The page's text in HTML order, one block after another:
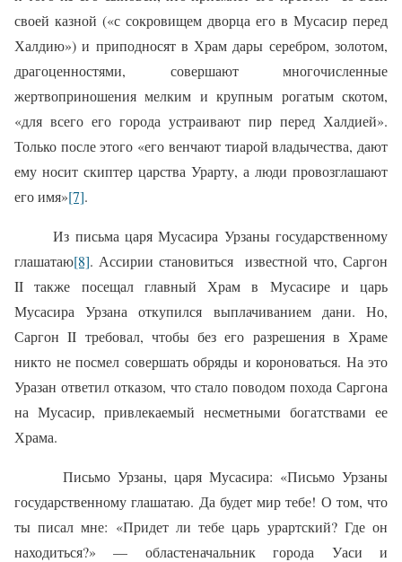
своей казной («с сокровищем дворца его в Мусасир перед
Халдию») и приподносят в Храм дары серебром, золотом,
драгоценностями, совершают многочисленные
жертвоприношения мелким и крупным рогатым скотом,
«для всего его города устраивают пир перед Халдией».
Только после этого «его венчают тиарой владычества, дают
ему носит скиптер царства Урарту, а люди провозглашают
его имя»[7].
Из письма царя Мусасира Урзаны государственному
глашатаю[8]. Ассирии становиться
известной что, Саргон
II также посещал главный Храм в Мусасире и царь
Мусасира Урзана откупился выплачиванием дани. Но,
Саргон II требовал, чтобы без его разрешения в Храме
никто не посмел совершать обряды и короноваться. На это
Уразан ответил отказом, что стало поводом похода Саргона
на Мусасир, привлекаемый несметными богатствами ее
Храма.
Письмо Урзаны, царя Мусасира: «Письмо Урзаны
государственному глашатаю. Да будет мир тебе! О том, что
ты писал мне: «Придет ли тебе царь урартский? Где он
находиться?» — областеначальник города Уаси и